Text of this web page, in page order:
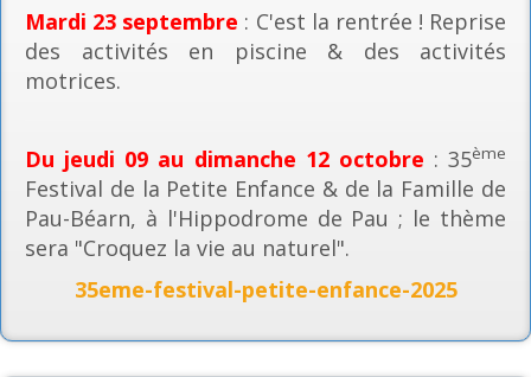
Mardi 23 septembre : C'est la rentrée ! Reprise
des activités en piscine & des activités
motrices.
Du jeudi 09 au dimanche 12 octobre : 35ème
Festival de la Petite Enfance & de la Famille de
Pau-Béarn, à l'Hippodrome de Pau ; le thème
sera "Croquez la vie au naturel".
35eme-festival-petite-enfance-2025